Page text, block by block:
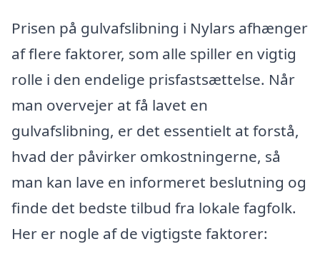
Prisen på gulvafslibning i Nylars afhænger
af flere faktorer, som alle spiller en vigtig
rolle i den endelige prisfastsættelse. Når
man overvejer at få lavet en
gulvafslibning, er det essentielt at forstå,
hvad der påvirker omkostningerne, så
man kan lave en informeret beslutning og
finde det bedste tilbud fra lokale fagfolk.
Her er nogle af de vigtigste faktorer: